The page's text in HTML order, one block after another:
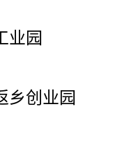
业园
乡创业园